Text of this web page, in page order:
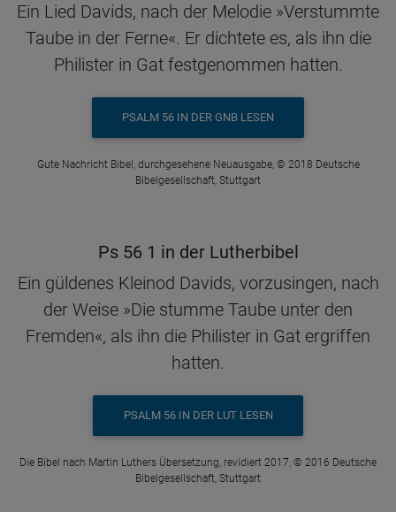
Ein Lied Davids, nach der Melodie »Verstummte
Taube in der Ferne«. Er dichtete es, als ihn die
Philister in Gat festgenommen hatten.
PSALM 56 IN DER GNB LESEN
Gute Nachricht Bibel, durchgesehene Neuausgabe, © 2018 Deutsche
Bibelgesellschaft, Stuttgart
Ps 56 1 in der Lutherbibel
Ein güldenes Kleinod Davids, vorzusingen, nach
der Weise »Die stumme Taube unter den
Fremden«, als ihn die Philister in Gat ergriffen
hatten.
PSALM 56 IN DER LUT LESEN
Die Bibel nach Martin Luthers Übersetzung, revidiert 2017, © 2016 Deutsche
Bibelgesellschaft, Stuttgart